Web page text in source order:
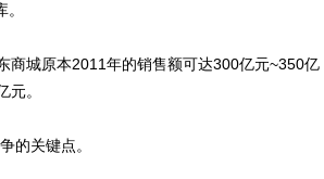
城原本2011年的销售额可达300亿元~350亿
。
关键点。